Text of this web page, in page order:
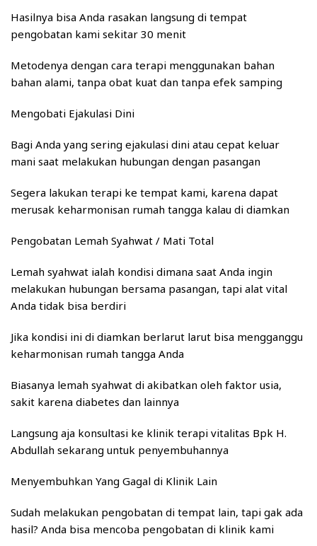
Hasilnya bisa Anda rasakan langsung di tempat
pengobatan kami sekitar 30 menit
Metodenya dengan cara terapi menggunakan bahan
bahan alami, tanpa obat kuat dan tanpa efek samping
Mengobati Ejakulasi Dini
Bagi Anda yang sering ejakulasi dini atau cepat keluar
mani saat melakukan hubungan dengan pasangan
Segera lakukan terapi ke tempat kami, karena dapat
merusak keharmonisan rumah tangga kalau di diamkan
Pengobatan Lemah Syahwat / Mati Total
Lemah syahwat ialah kondisi dimana saat Anda ingin
melakukan hubungan bersama pasangan, tapi alat vital
Anda tidak bisa berdiri
Jika kondisi ini di diamkan berlarut larut bisa mengganggu
keharmonisan rumah tangga Anda
Biasanya lemah syahwat di akibatkan oleh faktor usia,
sakit karena diabetes dan lainnya
Langsung aja konsultasi ke klinik terapi vitalitas Bpk H.
Abdullah sekarang untuk penyembuhannya
Menyembuhkan Yang Gagal di Klinik Lain
Sudah melakukan pengobatan di tempat lain, tapi gak ada
hasil? Anda bisa mencoba pengobatan di klinik kami